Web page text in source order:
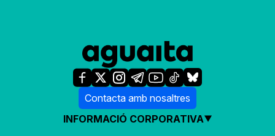
Contacta amb nosaltres
INFORMACIÓ CORPORATIVA